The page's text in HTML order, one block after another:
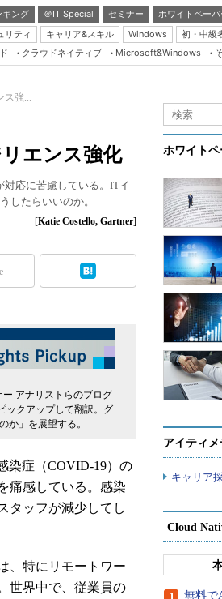
キング ＠IT Special セミナー
ホワイトペーパ
リティ キャリア&スキル Windows 初・中級
Server & Storage
Java Agile
Database Expert
Linux ＆ OSS
Master of IP Network
Security & Trust
クラウドネイティブ Microsoft&Windows
ス強...
エンス強化
応に苦慮している。ITイ
したらいいのか。
[Katie Costello, Gartner]
アナリストらのブログ
ックアップして翻訳。グ
か」を展望する。
染症（COVID-19）の
痛感している。感染
タッフが減少してし
、特にリモートワー
世界中で、従業員の
ホワイト
アイティ
キャリア
Cloud
無料で